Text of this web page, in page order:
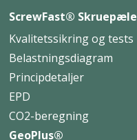
ScrewFast® Skruepæle
Kvalitetssikring og tests
Belastningsdiagram
Principdetaljer
EPD
CO2-beregning
GeoPlus®